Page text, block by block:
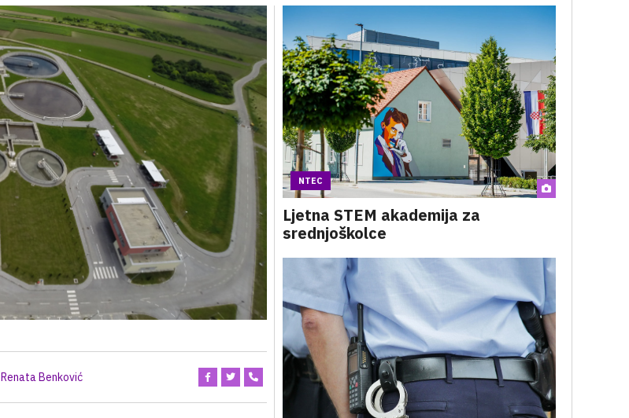
Renata Benković
NTEC
Ljetna STEM akademija za
srednjoškolce